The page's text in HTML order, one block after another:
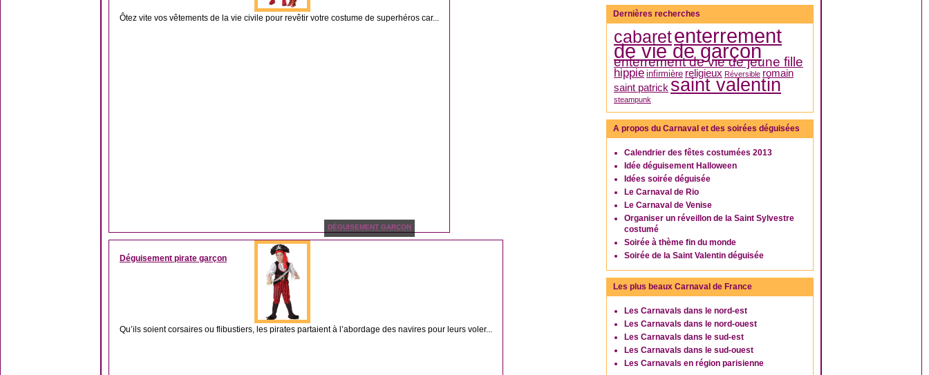
Ôtez vite vos vêtements de la vie civile pour revêtir votre costume de superhéros car...
DÉGUISEMENT GARÇON
Déguisement pirate garçon
Qu’ils soient corsaires ou flibustiers, les pirates partaient à l’abordage des navires pour leurs voler...
Dernières recherches
cabaretenterrement
de vie de garçon
enterrement de vie de jeune fille
hippie infirmière religieux Réversible romain
saint patrick saint valentin
steampunk
A propos du Carnaval et des soirées déguisées
Calendrier des fêtes costumées 2013
Idée déguisement Halloween
Idées soirée déguisée
Le Carnaval de Rio
Le Carnaval de Venise
Organiser un réveillon de la Saint Sylvestre
costumé
Soirée à thème fin du monde
Soirée de la Saint Valentin déguisée
Les plus beaux Carnaval de France
Les Carnavals dans le nord-est
Les Carnavals dans le nord-ouest
Les Carnavals dans le sud-est
Les Carnavals dans le sud-ouest
Les Carnavals en région parisienne